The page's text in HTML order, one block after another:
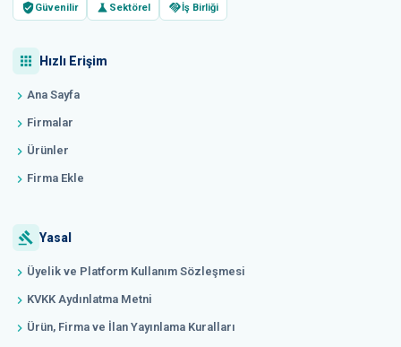
verified_userGüvenilir science Sektörel handshakeİş Birliği
apps Hızlı Erişim
chevron_right Ana Sayfa
chevron_right Firmalar
chevron_right Ürünler
chevron_right Firma Ekle
gavel Yasal
chevron_right Üyelik ve Platform Kullanım Sözleşmesi
chevron_right KVKK Aydınlatma Metni
chevron_right Ürün, Firma ve İlan Yayınlama Kuralları